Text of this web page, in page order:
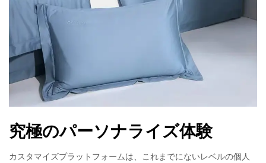
究極のパーソナライズ体験
カスタマイズプラットフォームは、これまでにないレベルの個人